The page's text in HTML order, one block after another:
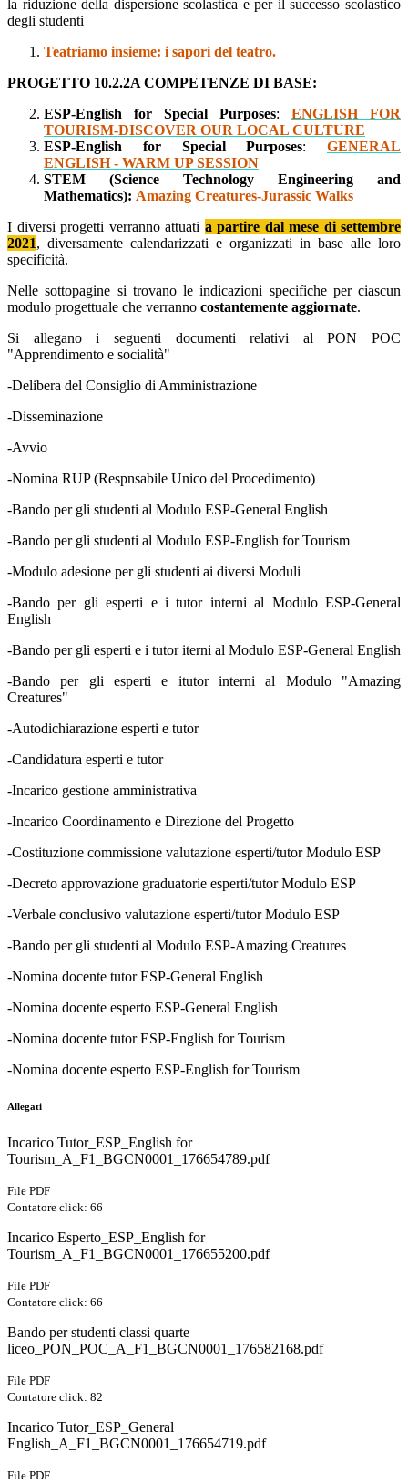
la riduzione della dispersione scolastica e per il successo scolastico
degli studenti
Teatriamo insieme: i sapori del teatro.
PROGETTO 10.2.2A COMPETENZE DI BASE:
ESP-English for Special Purposes: ENGLISH FOR
TOURISM-DISCOVER OUR LOCAL CULTURE
ESP-English for Special Purposes: GENERAL
ENGLISH - WARM UP SESSION
STEM (Science Technology Engineering and
Mathematics): Amazing Creatures-Jurassic Walks
I diversi progetti verranno attuati a partire dal mese di settembre
2021, diversamente calendarizzati e organizzati in base alle loro
specificità.
Nelle sottopagine si trovano le indicazioni specifiche per ciascun
modulo progettuale che verranno costantemente aggiornate.
Si allegano i seguenti documenti relativi al PON POC
"Apprendimento e socialità"
-Delibera del Consiglio di Amministrazione
-Disseminazione
-Avvio
-Nomina RUP (Respnsabile Unico del Procedimento)
-Bando per gli studenti al Modulo ESP-General English
-Bando per gli studenti al Modulo ESP-English for Tourism
-Modulo adesione per gli studenti ai diversi Moduli
-Bando per gli esperti e i tutor interni al Modulo ESP-General
English
-Bando per gli esperti e i tutor iterni al Modulo ESP-General English
-Bando per gli esperti e itutor interni al Modulo "Amazing
Creatures"
-Autodichiarazione esperti e tutor
-Candidatura esperti e tutor
-Incarico gestione amministrativa
-Incarico Coordinamento e Direzione del Progetto
-Costituzione commissione valutazione esperti/tutor Modulo ESP
-Decreto approvazione graduatorie esperti/tutor Modulo ESP
-Verbale conclusivo valutazione esperti/tutor Modulo ESP
-Bando per gli studenti al Modulo ESP-Amazing Creatures
-Nomina docente tutor ESP-General English
-Nomina docente esperto ESP-General English
-Nomina docente tutor ESP-English for Tourism
-Nomina docente esperto ESP-English for Tourism
Allegati
Incarico Tutor_ESP_English for
Tourism_A_F1_BGCN0001_176654789.pdf
File PDF
Contatore click: 66
Incarico Esperto_ESP_English for
Tourism_A_F1_BGCN0001_176655200.pdf
File PDF
Contatore click: 66
Bando per studenti classi quarte
liceo_PON_POC_A_F1_BGCN0001_176582168.pdf
File PDF
Contatore click: 82
Incarico Tutor_ESP_General
English_A_F1_BGCN0001_176654719.pdf
File PDF